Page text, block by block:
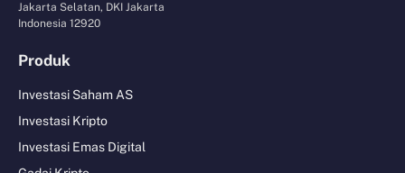
Jakarta Selatan, DKI Jakarta
Indonesia 12920
Produk
Investasi Saham AS
Investasi Kripto
Investasi Emas Digital